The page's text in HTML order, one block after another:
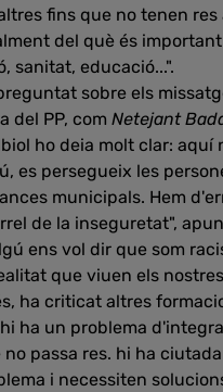
fins que no tenen res
del què és
sanitat, educació...".
sobre els
del PP, com Netejant
ho deia molt clar: aquí
es persegueix les
municipals. Hem
de la inseguretat",
ens vol dir que som
que viuen els nostres
ha criticat altres
ha un problema
passa res. hi ha
i necessiten